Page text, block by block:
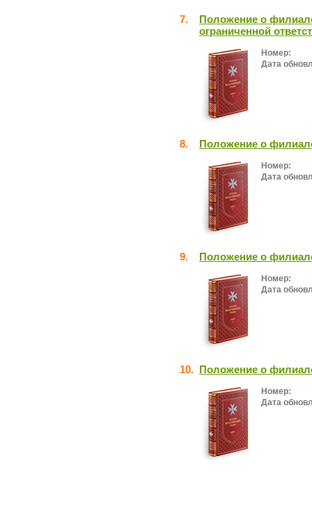
7.
Положение о
ограниченной
Номер:
Дата
8. Положение о
Номер:
Дата
9. Положение о
Номер:
Дата
10. Положение о
Номер:
Дата